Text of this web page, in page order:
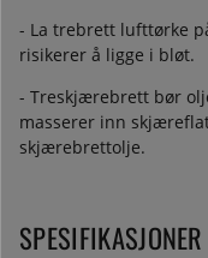
- La trebrett lufttørke
risikerer å ligge i bløt.
- Treskjærebrett bør
masserer inn
skjærebrettolje.
SPESIFIKASJONER